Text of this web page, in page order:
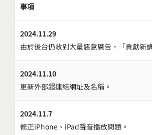
事項
2024.11.29
由於後台仍收到大量惡意廣告，「貢獻新
2024.11.10
更新外部超連結網址及名稱。
2024.11.7
修正iPhone、iPad聲音播放問題。